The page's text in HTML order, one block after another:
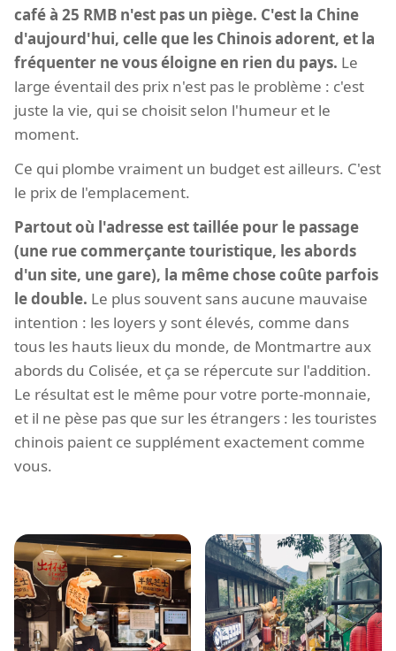
café à 25 RMB n'est pas un piège. C'est la Chine
d'aujourd'hui, celle que les Chinois adorent, et la
fréquenter ne vous éloigne en rien du pays. Le
large éventail des prix n'est pas le problème : c'est
juste la vie, qui se choisit selon l'humeur et le
moment.
Ce qui plombe vraiment un budget est ailleurs. C'est
le prix de l'emplacement.
Partout où l'adresse est taillée pour le passage
(une rue commerçante touristique, les abords
d'un site, une gare), la même chose coûte parfois
le double. Le plus souvent sans aucune mauvaise
intention : les loyers y sont élevés, comme dans
tous les hauts lieux du monde, de Montmartre aux
abords du Colisée, et ça se répercute sur l'addition.
Le résultat est le même pour votre porte-monnaie,
et il ne pèse pas que sur les étrangers : les touristes
chinois paient ce supplément exactement comme
vous.